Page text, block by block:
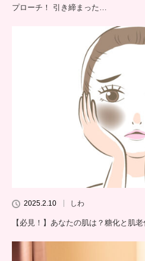
プローチ！ 引き締まった…
2025.2.10 しわ
【必見！】あなたの肌は？糖化と肌